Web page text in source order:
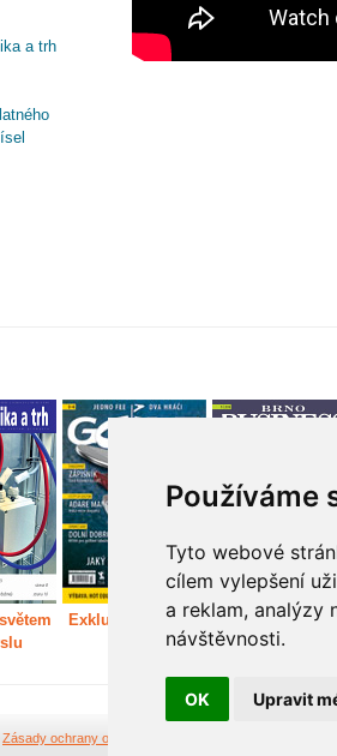
Používáme
Tyto webové
cílem vylepšení
a reklam, analýzy
návštěvnosti.
OK Upravit
a trh
Exkluzivně světem
Děláme Brno
Zásady ochrany osobních údajů